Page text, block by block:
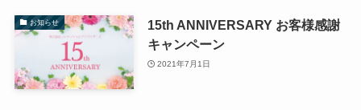
お知らせ
15th ANNIVERSARY お客様感謝
キャンペーン
2021年7月1日